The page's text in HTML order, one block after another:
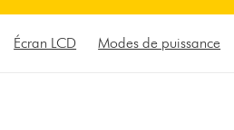
Écran LCD Modes de puissance